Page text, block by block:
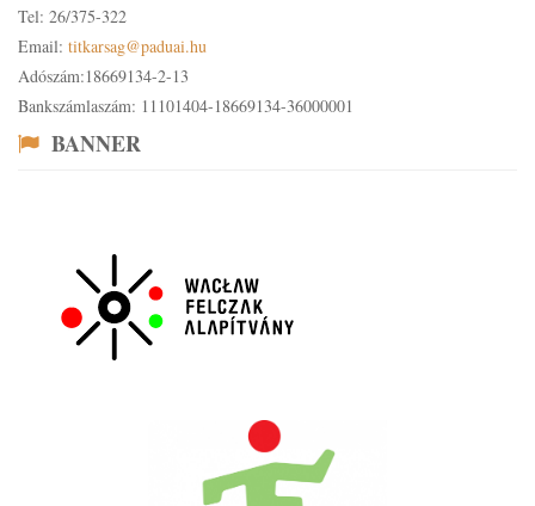
Tel: 26/375-322
Email: titkarsag@paduai.hu
Adószám:18669134-2-13
Bankszámlaszám: 11101404-18669134-36000001
BANNER